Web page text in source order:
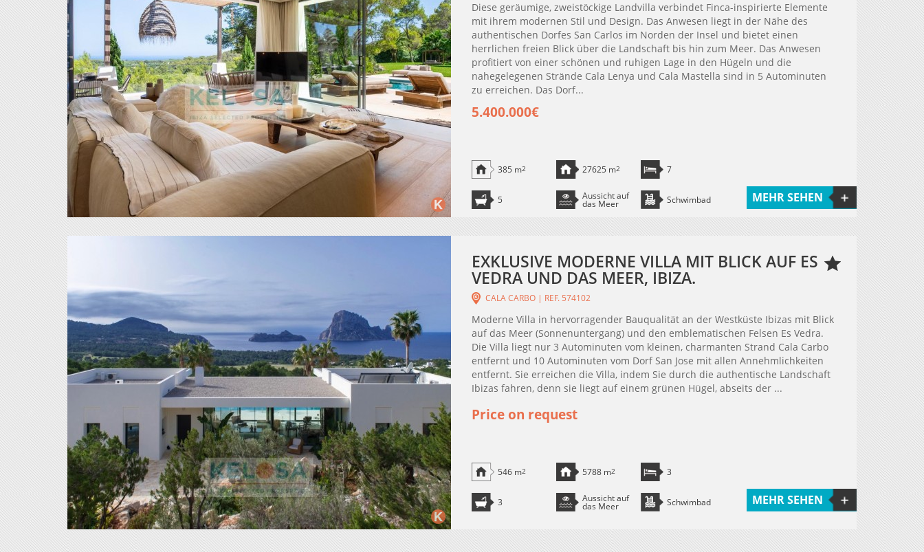
Diese geräumige, zweistöckige Landvilla verbindet Finca-inspirierte Elemente
mit ihrem modernen Stil und Design. Das Anwesen liegt in der Nähe des
authentischen Dorfes San Carlos im Norden der Insel und bietet einen
herrlichen freien Blick über die Landschaft bis hin zum Meer. Das Anwesen
profitiert von einer schönen und ruhigen Lage in den Hügeln und die
nahegelegenen Strände Cala Lenya und Cala Mastella sind in 5 Autominuten
zu erreichen. Das Dorf...
5.400.000€
385 m2 27625 m2 7
5 Aussicht auf
das Meer Schwimbad MEHR SEHEN
EXKLUSIVE MODERNE VILLA MIT BLICK AUF ES
VEDRA UND DAS MEER, IBIZA.
CALA CARBO | REF. 574102
Moderne Villa in hervorragender Bauqualität an der Westküste Ibizas mit Blick
auf das Meer (Sonnenuntergang) und den emblematischen Felsen Es Vedra.
Die Villa liegt nur 3 Autominuten vom kleinen, charmanten Strand Cala Carbo
entfernt und 10 Autominuten vom Dorf San Jose mit allen Annehmlichkeiten
entfernt. Sie erreichen die Villa, indem Sie durch die authentische Landschaft
Ibizas fahren, denn sie liegt auf einem grünen Hügel, abseits der ...
Price on request
546 m2 5788 m2 3
3 Aussicht auf
das Meer Schwimbad MEHR SEHEN